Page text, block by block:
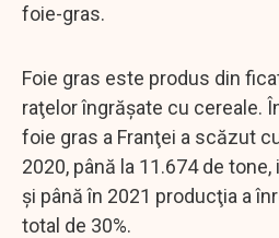
foie-gras.
Foie gras este produs din
raţelor îngrăşate cu cereale.
foie gras a Franţei a scăzut
2020, până la 11.674 de
şi până în 2021 producţia a
total de 30%.